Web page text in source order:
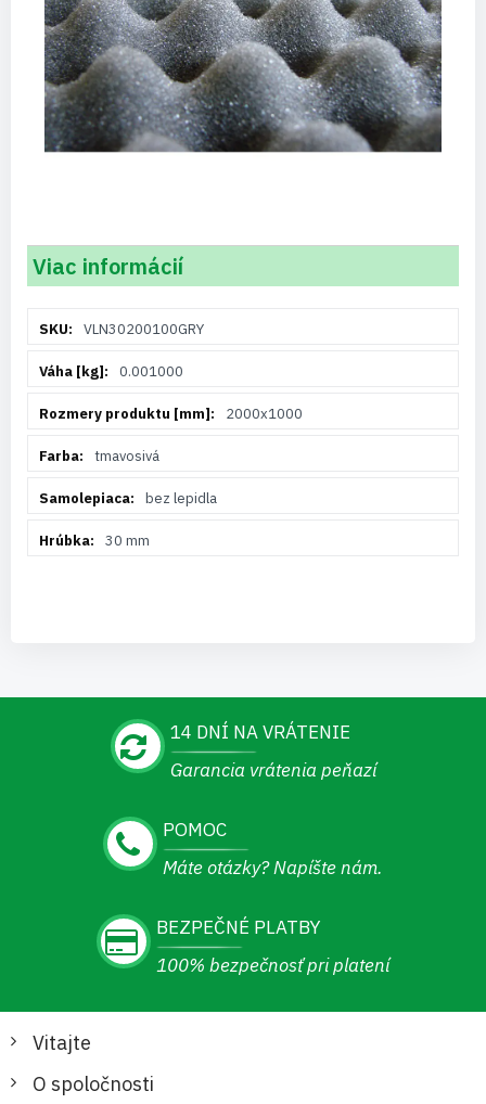
Viac informácií
informáciíVLN30200100GRY
0.001000
2000x1000
tmavosivá
bez lepidla
30 mm
14 DNÍ NA VRÁTENIE
Garancia vrátenia peňazí
POMOC
Máte otázky? Napíšte nám.
BEZPEČNÉ PLATBY
100% bezpečnosť pri platení
Vitajte
O spoločnosti